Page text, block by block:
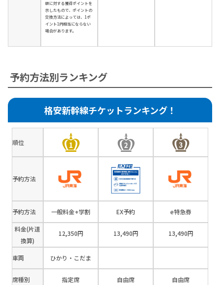
額に対する獲得ポイントを
示したもので、ポイントの
交換方法によっては、1ポ
イント1円相当にならない
場合があります。
予約方法別ランキング
格安新幹線チケットランキング！
順位
予約方法
予約方法 一般料金+学割 EX予約 e特急券
料金(片道
換算)
12,350円 13,490円 13,490円
車両 ひかり・こだま
席種別 指定席 自由席 自由席